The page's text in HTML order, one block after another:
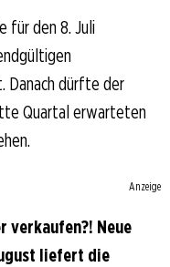
für den 8. Juli
Danach dürfte der
Quartal erwarteten
Anzeige
verkaufen?! Neue
liefert die